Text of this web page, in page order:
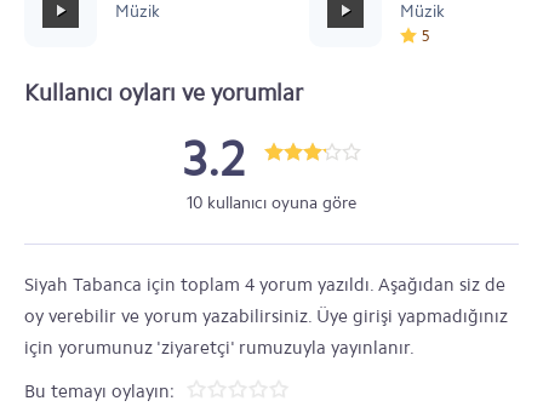
Müzik Müzik
5
Kullanıcı oyları ve yorumlar
3.2
10 kullanıcı oyuna göre
Siyah Tabanca için toplam 4 yorum yazıldı. Aşağıdan siz de
oy verebilir ve yorum yazabilirsiniz. Üye girişi yapmadığınız
için yorumunuz 'ziyaretçi' rumuzuyla yayınlanır.
Bu temayı oylayın: